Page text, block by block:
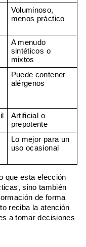
Voluminoso,
menos práctico
A menudo
sintéticos o
mixtos
Puede contener
alérgenos
Artificial o
prepotente
Lo mejor para un
uso ocasional
que esta elección
sino también
de forma
reciba la atención
a tomar decisiones